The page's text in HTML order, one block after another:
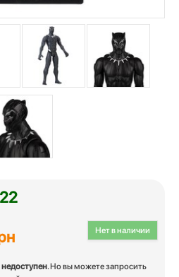
Нет в наличии
недоступен. Но вы можете запросить